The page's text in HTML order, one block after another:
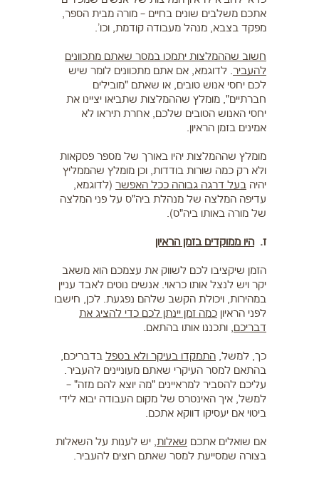
אתכם משלבים שונים בחיים – מורה מבית הספר,
מפקד בצבא, מנהל מעבודה קודמת, וכו'.
חשוב שההמלצות יתמכו במסר שאתם מתכוונים
להעביר. לדוגמא, אם אתם מתכוונים לומר שיש
לכם יחסי אנוש טובים, או שאתם "מובילים
חברתיים", מומלץ שההמלצות שתביאו יציינו את
יחסי האנוש הטובים שלכם, אחרת תיראו לא
אמינים בזמן הראיון.
מומלץ שההמלצות יהיו באורך של מספר פסקאות
ולא רק כמה שורות בודדות, וכן מומלץ שהממליץ
יהיה בעל דרגה גבוהה ככל האפשר (לדוגמא,
עדיפה המלצה של מנהלת ביה"ס על פני המלצה
של מורה באותו ביה"ס).
ז. היו ממוקדים בזמן הראיון
הזמן שיקציבו לכם לשווק את עצמכם הוא משאב
יקר ויש לנצל אותו כראוי. אנשים נוטים לאבד עניין
במהירות, ויכולת הקשב שלהם נפגעת. לכן, חישבו
לפני הראיון כמה זמן יינתן לכם כדי להציג את
דבריכם, ותכננו אותו בהתאם.
כך, למשל, התמקדו בעיקר ולא בטפל בדבריכם,
בהתאם למסר העיקרי שאתם מעוניינים להעביר.
עליכם להסביר למראיינים "מה יוצא להם מזה" –
למשל, איך האינטרס של מקום העבודה יבוא לידי
ביטוי אם יעסיקו דווקא אתכם.
אם שואלים אתכם שאלות, יש לענות על השאלות
בצורה שמסייעת למסר שאתם רוצים להעביר.